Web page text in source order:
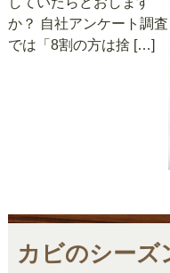
か？ 自社アンケート調査
では「8割の方は捨 […]
カビのシーズ